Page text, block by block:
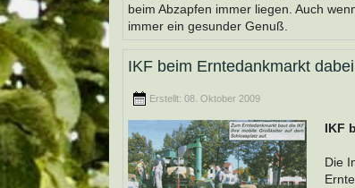
beim Abzapfen immer liegen. Auch
immer ein gesunder Genuß.
IKF beim Erntedankmarkt dabei
Erstellt: 08. Oktober 2009
IKF
Die